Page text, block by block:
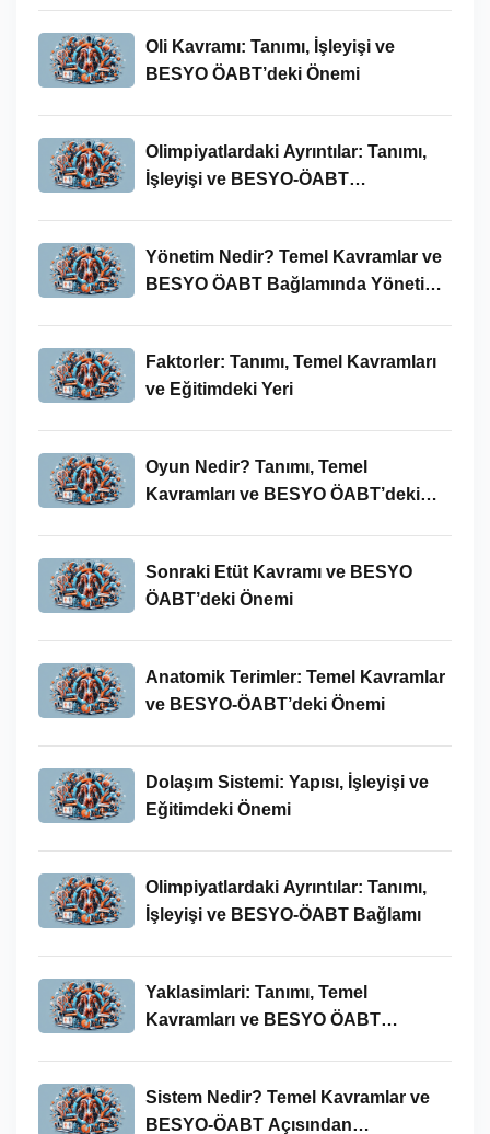
Oli Kavramı: Tanımı, İşleyişi ve
BESYO ÖABT’deki Önemi
Olimpiyatlardaki Ayrıntılar: Tanımı,
İşleyişi ve BESYO-ÖABT
Yönetim Nedir? Temel Kavramlar ve
BESYO ÖABT Bağlamında Yönetim
Faktorler: Tanımı, Temel Kavramları
ve Eğitimdeki Yeri
Oyun Nedir? Tanımı, Temel
Kavramları ve BESYO ÖABT’deki
Sonraki Etüt Kavramı ve BESYO
ÖABT’deki Önemi
Anatomik Terimler: Temel Kavramlar
ve BESYO-ÖABT’deki Önemi
Dolaşım Sistemi: Yapısı, İşleyişi ve
Eğitimdeki Önemi
Olimpiyatlardaki Ayrıntılar: Tanımı,
İşleyişi ve BESYO-ÖABT Bağlamı
Yaklasimlari: Tanımı, Temel
Kavramları ve BESYO ÖABT
Sistem Nedir? Temel Kavramlar ve
BESYO-ÖABT Açısından